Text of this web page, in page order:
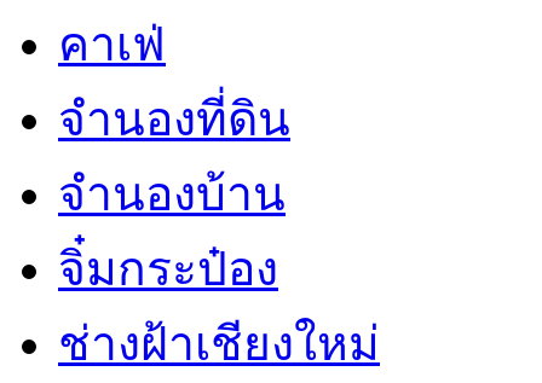
คาเฟ่
จำนองที่ดิน
จำนองบ้าน
จิ๋มกระป๋อง
ช่างฝ้าเชียงใหม่